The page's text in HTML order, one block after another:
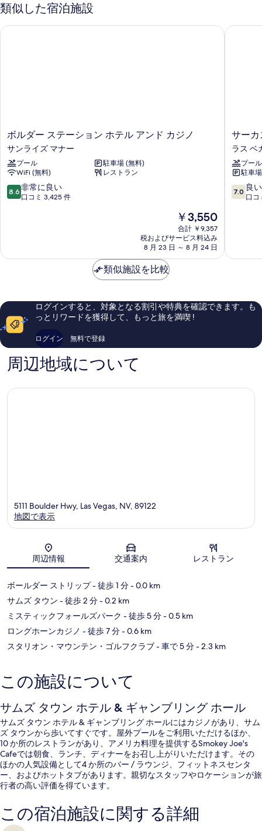
類似した宿泊施設
ボ
ル
ダ
ー
ス
テ
ー
ル
カ
ノ
サ
イ
ナ
ボルダー ステーション ホテル アンド カジノ
サンライズ マナー
プール
駐車場 (無料)
WiFi (無料)
レストラン
10
段
に
コ
3,425
件
の
口
ミ
8.6 非常に良い
口コミ 3,425 件
現
在
の
料
金
￥3,550
合計 ￥9,357
税およびサービス料込み
8 月 23 日 ～ 8 月 24 日
ボルダー ステーション ホテル アンド カジノ
サ
ー
カ
ス
サ
ー
カ
ジ
ー
マ
ガ
サーカ
ラス ベ
プール
駐車
10
段
口
件
件
7.0 良い
口コ
サーカ
類似施設を比較
ログインすると、対象となる割引や特典を確認できます。も
っとリワードを獲得して、もっと旅を満喫 !
ログイン 無料で登録
周辺地域について
地図
5111 Boulder Hwy, Las Vegas, NV, 89122
地図で表示
周辺情報 交通案内 レストラン
ボールダー ストリップ- 徒歩 1 分- 0.0 km
サムズ タウン - 徒歩 2 分- 0.2 km
ミスティックフォールズパーク - 徒歩 5 分- 0.5 km
ロングホーンカジノ - 徒歩 7 分- 0.6 km
スタリオン・マウンテン・ゴルフクラブ- 車で 5 分- 2.3 km
この施設について
サムズ タウン ホテル & ギャンブリング ホール
サムズ タウン ホテル & ギャンブリング ホールにはカジノがあり、サム
ズ タウンから歩いてすぐです。屋外プールをご利用いただけるほか、
10 か所のレストランがあり、アメリカ料理を提供するSmokey Joe's
Cafeでは朝食、ランチ、ディナーをお召し上がりいただけます。その
ほかの人気設備として4 か所のバー / ラウンジ、フィットネスセンタ
ー、およびホットタブがあります。親切なスタッフやロケーションが旅
行者の高い評価を得ています。
この宿泊施設に関する詳細